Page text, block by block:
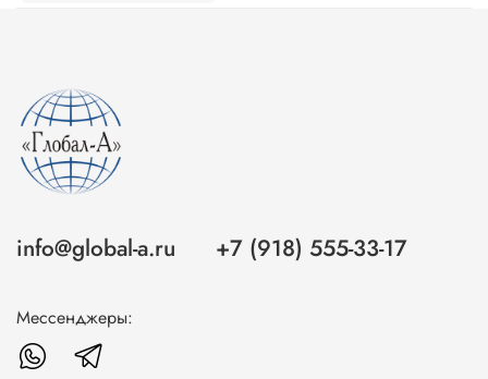
info@global-a.ru +7 (918) 555-33-17
Мессенджеры: